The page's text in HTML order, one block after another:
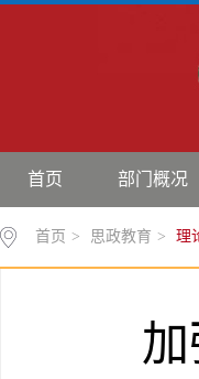
首页 部门概况
首页 > 思政教育 > 理